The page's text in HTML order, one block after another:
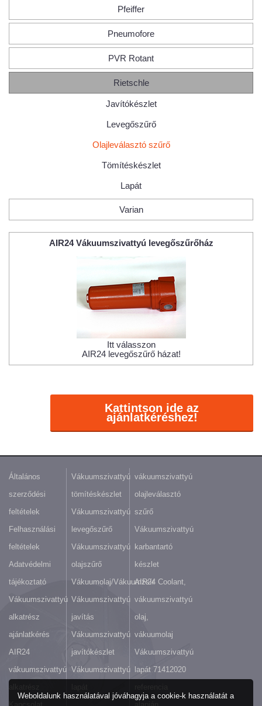
Pfeiffer
Pneumofore
PVR Rotant
Rietschle
Javítókészlet
Levegőszűrő
Olajleválasztó szűrő
Tömítéskészlet
Lapát
Varian
AIR24 Vákuumszivattyú levegőszűrőház
Itt válasszon
AIR24 levegőszűrő házat!
Kattintson ide az
ajánlatkéréshez!
Általános
szerződési
feltételek
Felhasználási
feltételek
Adatvédelmi
tájékoztató
Vákuumszivattyú
alkatrész
ajánlatkérés
AIR24
vákuumszivattyú
Vákuumszivattyú
tömítéskészlet
Vákuumszivattyú
levegőszűrő
Vákuumszivattyú
olajszűrő
Vákuumolaj/Vákuumzsír
Vákuumszivattyú
javítás
Vákuumszivattyú
javítókészlet
Vákuumszivattyú
vákuumszivattyú
olajleválasztó
szűrő
Vákuumszivattyú
karbantartó
készlet
AIR24 Coolant,
vákuumszivattyú
olaj,
vákuumolaj
Vákuumszivattyú
lapát 71412020
Weboldalunk használatával jóváhagyja a cookie-k használatát a